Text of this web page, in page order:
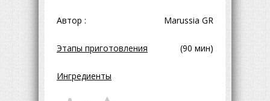
Автор : Marussia GR
Этапы приготовления (90 мин)
Ингредиенты